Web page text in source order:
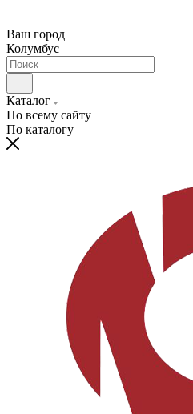
Ваш город
Колумбус
Каталог
По всему сайту
По каталогу